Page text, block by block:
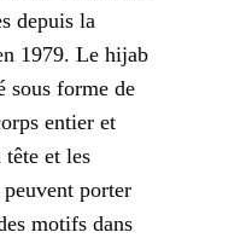
depuis la
1979. Le hijab
sous forme de
entier et
et les
porter
motifs dans